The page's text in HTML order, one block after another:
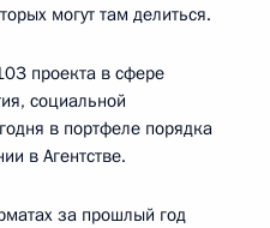
могут там делиться.
проекта в сфере
социальной
в портфеле порядка
в Агентстве.
за прошлый год